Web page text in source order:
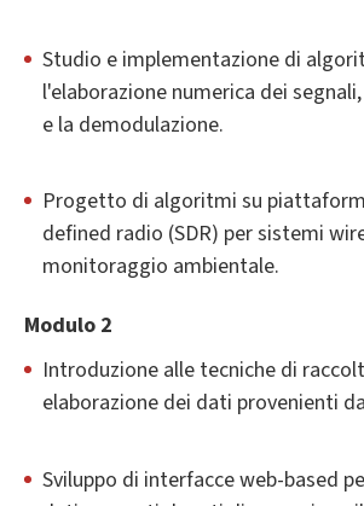
Studio e implementazione di
l'elaborazione numerica dei
e la demodulazione.
Progetto di algoritmi su
defined radio (SDR) per sistemi
monitoraggio ambientale.
Modulo 2
Introduzione alle tecniche di
elaborazione dei dati provenienti
Sviluppo di interfacce web-based